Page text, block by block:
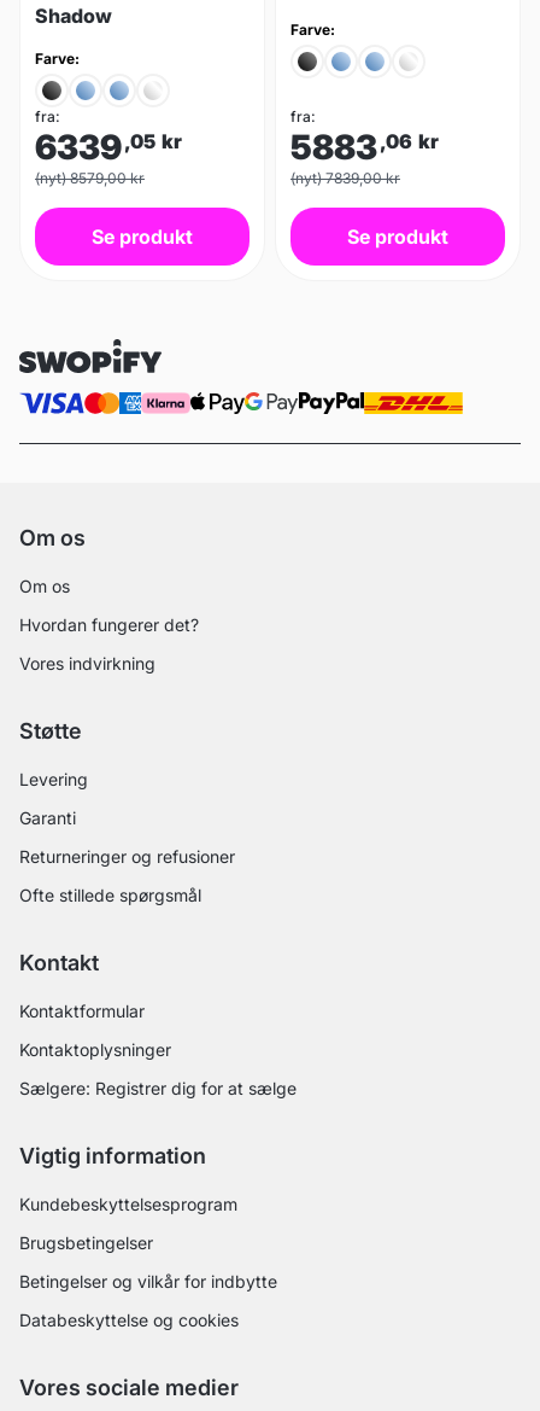
Shadow
Farve:
fra:
6339,05 kr
(nyt) 8579,00 kr
Se produkt
Farve:
fra:
5883,06 kr
(nyt) 7839,00 kr
Se produkt
Om os
Om os
Hvordan fungerer det?
Vores indvirkning
Støtte
Levering
Garanti
Returneringer og refusioner
Ofte stillede spørgsmål
Kontakt
Kontaktformular
Kontaktoplysninger
Sælgere: Registrer dig for at sælge
Vigtig information
Kundebeskyttelsesprogram
Brugsbetingelser
Betingelser og vilkår for indbytte
Databeskyttelse og cookies
Vores sociale medier